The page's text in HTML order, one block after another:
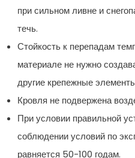
при сильном ливне и
течь.
Стойкость к перепадам
материале не нужно
другие крепежные
Кровля не подвержена
При условии правильной
соблюдении условий по
равняется 50-100 годам.